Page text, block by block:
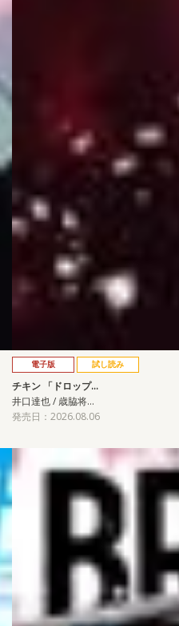
電子版 試し読み
チキン 「ドロップ…
井口達也 / 歳脇将…
発売日：2026.08.06